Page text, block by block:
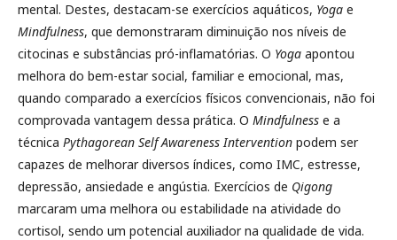
mental. Destes, destacam-se exercícios aquáticos, Yoga e
Mindfulness, que demonstraram diminuição nos níveis de
citocinas e substâncias pró-inflamatórias. O Yoga apontou
melhora do bem-estar social, familiar e emocional, mas,
quando comparado a exercícios físicos convencionais, não foi
comprovada vantagem dessa prática. O Mindfulness e a
técnica Pythagorean Self Awareness Intervention podem ser
capazes de melhorar diversos índices, como IMC, estresse,
depressão, ansiedade e angústia. Exercícios de Qigong
marcaram uma melhora ou estabilidade na atividade do
cortisol, sendo um potencial auxiliador na qualidade de vida.